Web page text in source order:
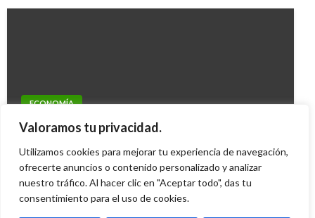
Valoramos tu privacidad.
Utilizamos cookies para mejorar tu experiencia de navegación,
ofrecerte anuncios o contenido personalizado y analizar
nuestro tráfico. Al hacer clic en "Aceptar todo", das tu
consentimiento para el uso de cookies.
ECONOMÍA
Confis aprobó aval fiscal por $1.7 billones para
Mary Gomez jueves julio 16, 2015